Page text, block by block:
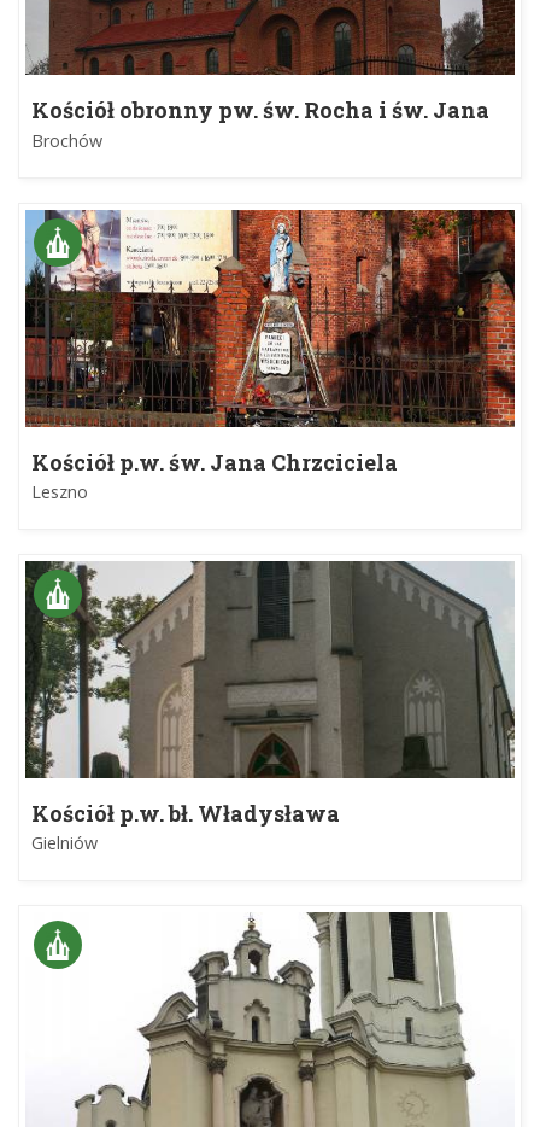
Kościół obronny pw. św. Rocha i św. Jana
Chrzciciela
Brochów
Kościół p.w. św. Jana Chrzciciela
Leszno
Kościół p.w. bł. Władysława
Gielniów